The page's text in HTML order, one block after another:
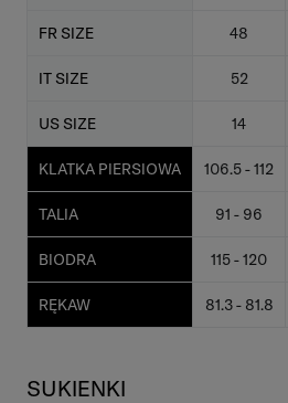
FR SIZE 48
IT SIZE 52
US SIZE 14
KLATKA PIERSIOWA 106.5 - 112
TALIA 91 - 96
BIODRA 115 - 120
RĘKAW 81.3 - 81.8
SUKIENKI